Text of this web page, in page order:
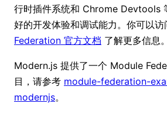
行时插件系统和 Chrome Devtools
好的开发体验和调试能力。你可以访
Federation 官方文档 了解更多信息。
Modern.js 提供了一个 Module
目，请参考 module-federation-
modernjs。